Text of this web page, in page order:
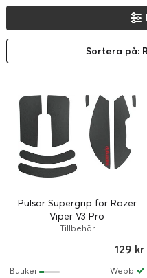
Sortera på:
Pulsar Supergrip for Razer
Viper V3 Pro
Tillbehör
129 kr
Webb
Butiker